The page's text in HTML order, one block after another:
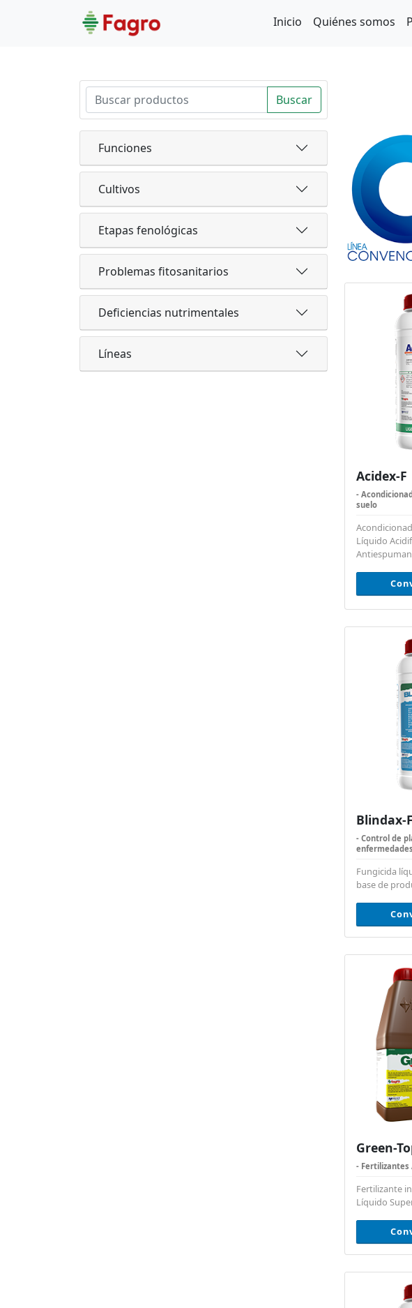
Inicio Quiénes somos
Buscar
Funciones
Cultivos
Etapas fenológicas
Problemas fitosanitarios
Deficiencias nutrimentales
Líneas
Acidex-F
-
suelo
Líquido
Blindax-F
- Control de
enfermedades
Fungicida
base de
Green-
-
Fertilizante
Líquido